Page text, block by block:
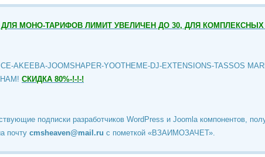
МОНО-ТАРИФОВ ЛИМИТ УВЕЛИЧЕН ДО 30, ДЛЯ
AKEEBA-JOOMSHAPER-YOOTHEME-DJ-EXTENSIONS-TASSOS
НАМ! СКИДКА 80%-!-!-!
подписки разработчиков WordPress и Joomla компонентов,
почту cmsheaven@mail.ru c пометкой «ВЗАИМОЗАЧЕТ».